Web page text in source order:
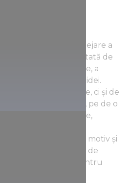
experiment de protejare a
a fost proiectată de
contemporane, a
și a propriilor lor idei.
lucrări de conservare, ci și de
interioarele sunt, pe de o
pe de altă parte,
în detaliu fiecare motiv și
Ansamblul de
are o aripă pentru